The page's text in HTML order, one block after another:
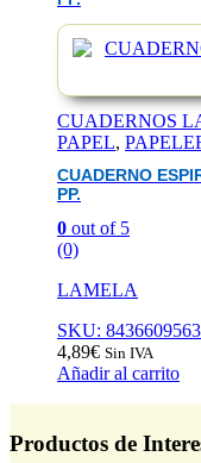
CUADERNOS
PAPEL,
CUADERNO
PP.
0 out of 5
(0)
LAMELA
SKU:
4,89€ Sin IVA
Añadir al carrito
Productos de